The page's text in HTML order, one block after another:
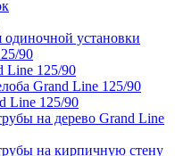
одиночной установки
90
Line 125/90
Grand Line 125/90
Line 125/90
на дерево Grand Line
на кирпичную стену